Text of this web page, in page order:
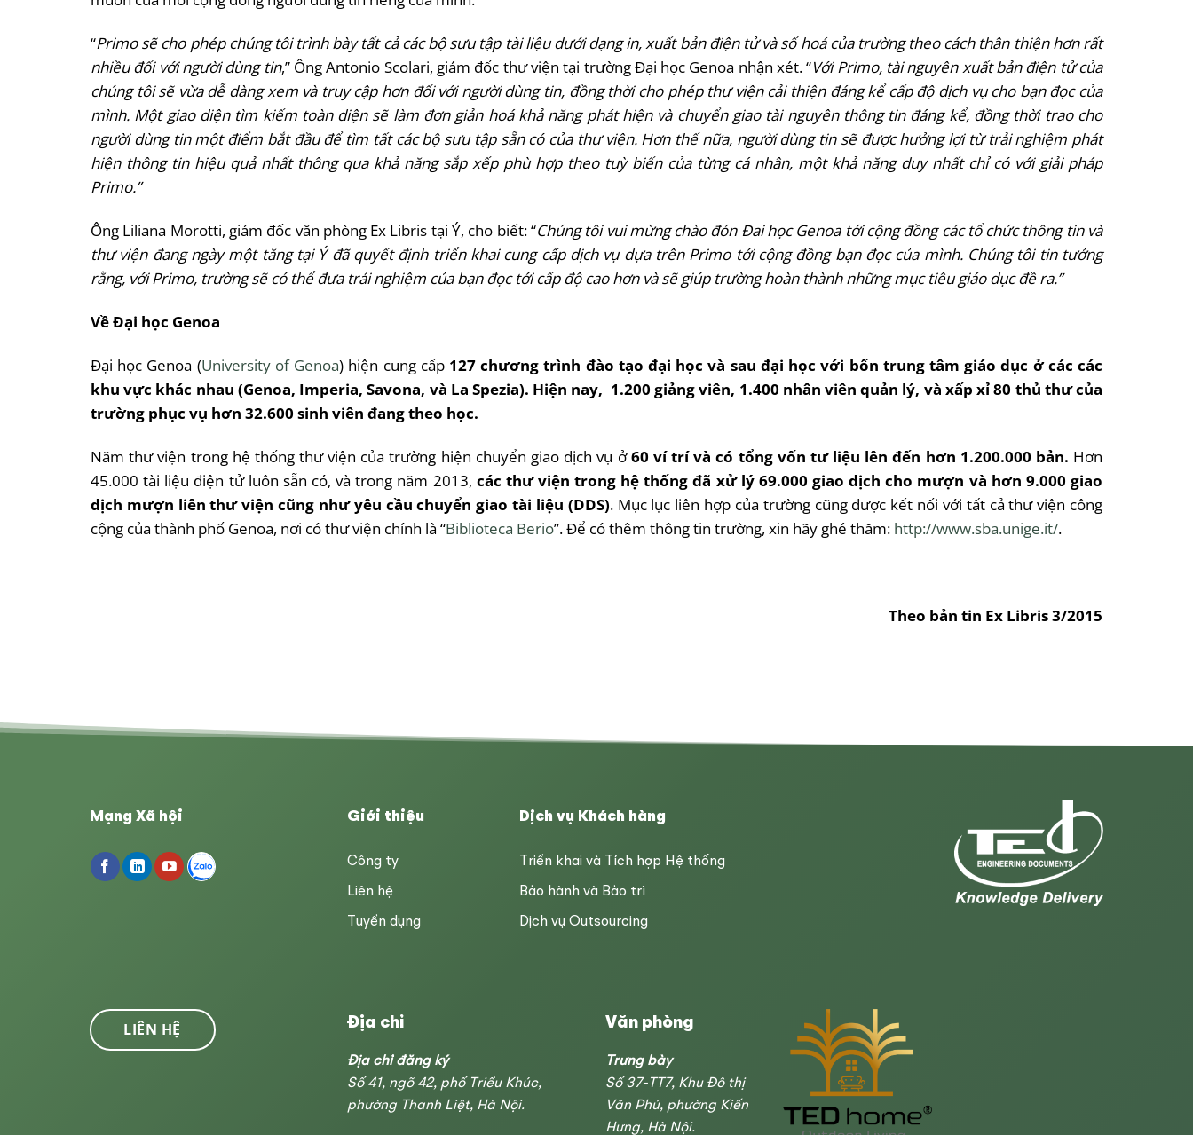
“Primo sẽ cho phép chúng tôi trình bày tất cả các bộ sưu tập tài liệu dưới dạng in, xuất bản điện tử và số hoá của trường theo cách thân thiện hơn rất
nhiều đối với người dùng tin,” Ông Antonio Scolari, giám đốc thư viện tại trường Đại học Genoa nhận xét. “VớiPrimo, tài nguyên xuất bản điện tử của
chúng tôi sẽ vừa dễ dàng xem và truy cập hơn đối với người dùng tin, đồng thời cho phép thư viện cải thiện đáng kể cấp độ dịch vụ cho bạn đọc của
mình. Một giao diện tìm kiếm toàn diện sẽ làm đơn giản hoá khả năng phát hiện và chuyển giao tài nguyên thông tin đáng kể, đồng thời trao cho
người dùng tin một điểm bắt đầu để tìm tất các bộ sưu tập sẵn có của thư viện. Hơn thế nữa, người dùng tin sẽ được hưởng lợi từ trải nghiệm phát
hiện thông tin hiệu quả nhất thông qua khả năng sắp xếp phù hợp theo tuỳ biến của từng cá nhân, một khả năng duy nhất chỉ có với giải pháp
Primo.”
Ông Liliana Morotti, giám đốc văn phòng Ex Libris tại Ý, cho biết: “Chúngtôi vui mừng chào đón Đai học Genoa tới cộng đồng các tổ chức thông tin và
thư viện đang ngày một tăng tại Ý đã quyết định triển khai cung cấp dịch vụ dựa trên Primo tới cộng đồng bạn đọc của mình. Chúng tôi tin tưởng
rằng, với Primo, trường sẽ có thể đưa trải nghiệm của bạn đọc tới cấp độ cao hơn và sẽ giúp trường hoàn thành những mục tiêu giáo dục đề ra.”
Về Đại học Genoa
Đại học Genoa (University of Genoa) hiện cung cấp 127 chương trình đào tạo đại học và sau đại học với bốn trung tâm giáo dục ở các các
khu vực khác nhau (Genoa, Imperia, Savona, và La Spezia). Hiện nay, 1.200 giảng viên, 1.400 nhân viên quản lý, và xấp xỉ 80 thủ thư của
trường phục vụ hơn 32.600 sinh viên đang theo học.
Năm thư viện trong hệ thống thư viện của trường hiện chuyển giao dịch vụ ở60 ví trí và có tổng vốn tư liệu lên đến hơn 1.200.000 bản. Hơn
45.000 tài liệu điện tử luôn sẵn có, và trong năm 2013, các thư viện trong hệ thống đã xử lý 69.000 giao dịch cho mượn và hơn 9.000 giao
dịch mượn liên thư viện cũng như yêu cầu chuyển giao tài liệu (DDS). Mục lục liên hợp của trường cũng được kết nối với tất cả thư viện công
cộng của thành phố Genoa, nơi có thư viện chính là “Biblioteca Berio”. Để có thêm thông tin trường, xin hãy ghé thăm: http://www.sba.unige.it/.
Theo bản tin Ex Libris 3/2015
Mạng Xã hội Giới thiệu
Công ty
Liên hệ
Tuyển dụng
Dịch vụ Khách hàng
Triển khai và Tích hợp Hệ thống
Bảo hành và Bảo trì
Dịch vụ Outsourcing
LIÊN HỆ Địa chỉ
Địa chỉ đăng ký
Số 41, ngõ 42, phố Triều Khúc,
phường Thanh Liệt, Hà Nội.
Văn phòng
Trưng bày
Số 37-TT7, Khu Đô thị
Văn Phú, phường Kiến
Hưng, Hà Nội.